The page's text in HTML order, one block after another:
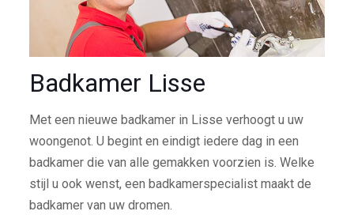
Badkamer Lisse
Met een nieuwe badkamer in Lisse verhoogt u uw
woongenot. U begint en eindigt iedere dag in een
badkamer die van alle gemakken voorzien is. Welke
stijl u ook wenst, een badkamerspecialist maakt de
badkamer van uw dromen.